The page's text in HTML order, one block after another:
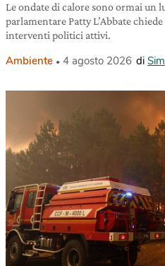
Le ondate di calore sono ormai un
parlamentare Patty L’Abbate
interventi politici attivi.
Ambiente 4 agosto 2026 di